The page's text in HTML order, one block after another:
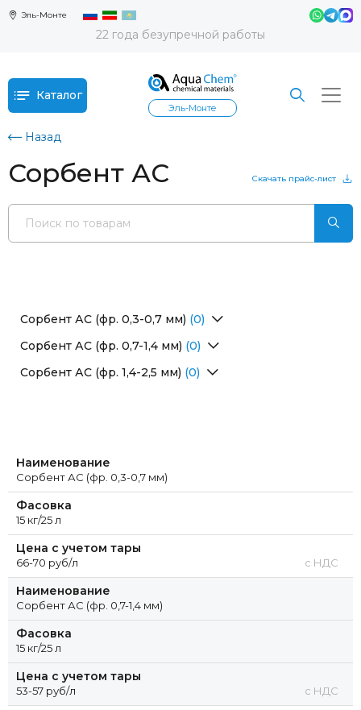
Эль-Монте
22 года безупречной работы
Каталог
Эль-Монте
Назад
Сорбент АС Скачать прайс-лист
Сорбент АС (фр. 0,3-0,7 мм) (0)
Сорбент АС (фр. 0,7-1,4 мм) (0)
Сорбент АС (фр. 1,4-2,5 мм) (0)
Наименование
Сорбент АС (фр. 0,3-0,7 мм)
Фасовка
15 кг/25 л
Цена с учетом тары
66-70 руб/л с НДС
Наименование
Сорбент АС (фр. 0,7-1,4 мм)
Фасовка
15 кг/25 л
Цена с учетом тары
53-57 руб/л с НДС